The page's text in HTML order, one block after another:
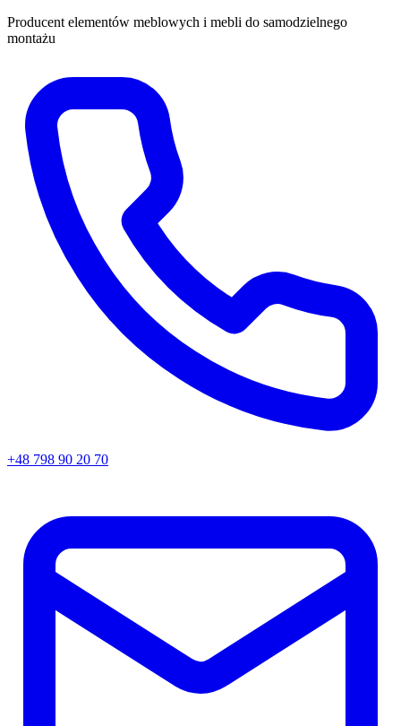
Producent elementów meblowych i mebli do samodzielnego
montażu
+48 798 90 20 70